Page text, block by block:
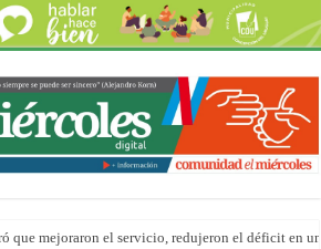
que mejoraron el servicio, redujeron el déficit en